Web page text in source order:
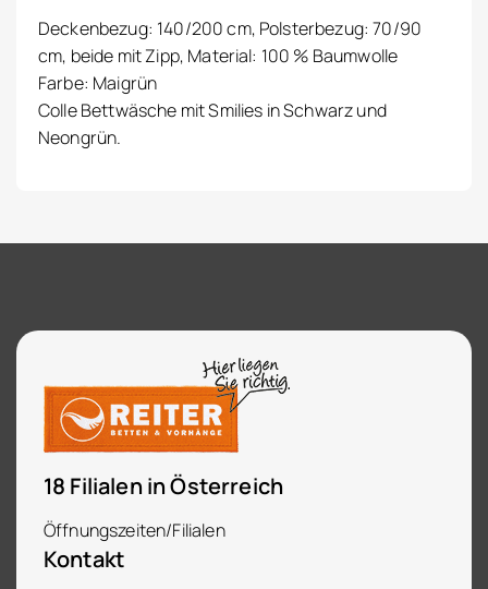
Deckenbezug: 140/200 cm, Polsterbezug: 70/90
cm, beide mit Zipp, Material: 100 % Baumwolle
Farbe: Maigrün
Colle Bettwäsche mit Smilies in Schwarz und
Neongrün.
18 Filialen in Österreich
Öffnungszeiten/Filialen
Kontakt